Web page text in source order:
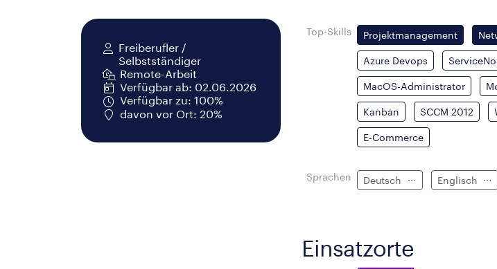
Freiberufler /
Selbstständiger
Remote-Arbeit
Verfügbar ab: 02.06.2026
Verfügbar zu: 100%
davon vor Ort: 20%
Top-Skills Projektmanagement
Azure Devops
MacOS-Administrator
Kanban SCCM 2012
E-Commerce
Sprachen Deutsch Englisch
Einsatzorte